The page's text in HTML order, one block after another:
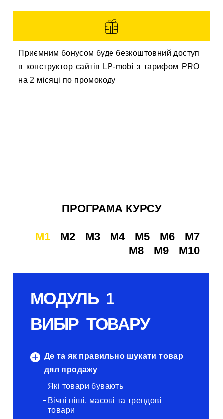
Приємним бонусом буде безкоштовний доступ
в конструктор сайтів LP-mobi з тарифом PRO
на 2 місяці по промокоду
ПРОГРАМА КУРСУ
M1 M2 M3 M4 M5 M6
M7
M8
M9 M10
МОДУЛЬ 1
ВИБІР ТОВАРУ
Де та як правильно шукати товар
дял продажу
Які товари бувають
Вічні ніші, масові та трендові
товари